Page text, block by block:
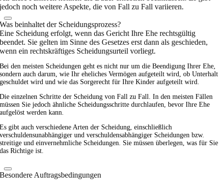
jedoch noch weitere Aspekte, die von Fall zu Fall variieren.
Was beinhaltet der Scheidungsprozess?
Eine Scheidung erfolgt, wenn das Gericht Ihre Ehe rechtsgültig
beendet. Sie gelten im Sinne des Gesetzes erst dann als geschieden,
wenn ein rechtskräftiges Scheidungsurteil vorliegt.
Bei den meisten Scheidungen geht es nicht nur um die Beendigung Ihrer Ehe,
sondern auch darum, wie Ihr eheliches Vermögen aufgeteilt wird, ob Unterhalt
geschuldet wird und wie das Sorgerecht für Ihre Kinder aufgeteilt wird.
Die einzelnen Schritte der Scheidung von Fall zu Fall. In den meisten Fällen
müssen Sie jedoch ähnliche Scheidungsschritte durchlaufen, bevor Ihre Ehe
aufgelöst werden kann.
Es gibt auch verschiedene Arten der Scheidung, einschließlich
verschuldensunabhängiger und verschuldensabhängiger Scheidungen bzw.
streitige und einvernehmliche Scheidungen. Sie müssen überlegen, was für Sie
das Richtige ist.
Besondere Auftragsbedingungen